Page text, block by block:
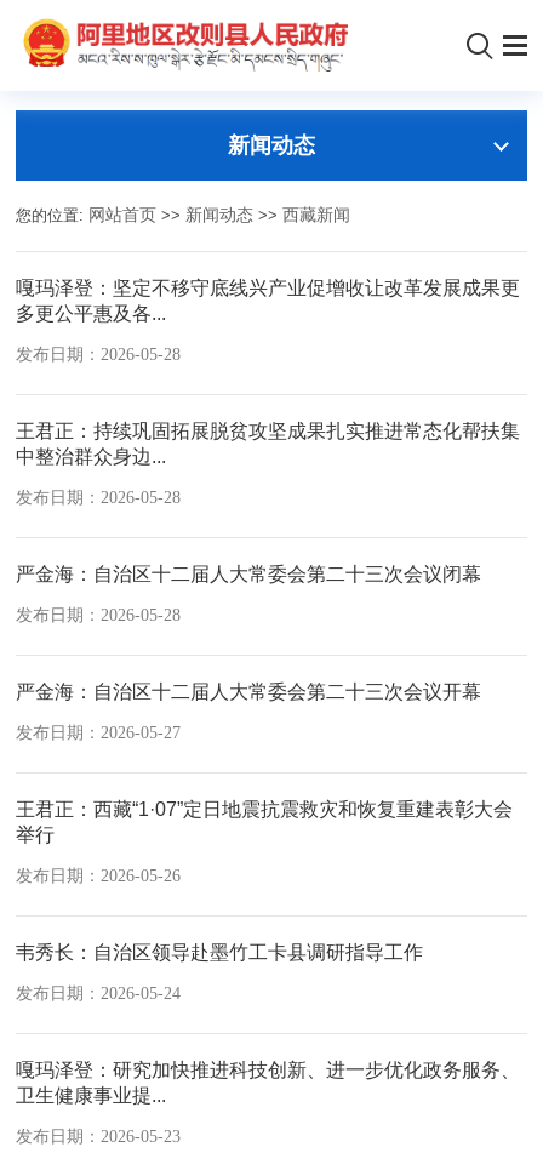
新闻动态
您的位置: 网站首页 >> 新闻动态 >> 西藏新闻
嘎玛泽登：坚定不移守底线兴产业促增收让改革发展成果更
多更公平惠及各...
发布日期：2026-05-28
王君正：持续巩固拓展脱贫攻坚成果扎实推进常态化帮扶集
中整治群众身边...
发布日期：2026-05-28
严金海：自治区十二届人大常委会第二十三次会议闭幕
发布日期：2026-05-28
严金海：自治区十二届人大常委会第二十三次会议开幕
发布日期：2026-05-27
王君正：西藏“1·07”定日地震抗震救灾和恢复重建表彰大会
举行
发布日期：2026-05-26
韦秀长：自治区领导赴墨竹工卡县调研指导工作
发布日期：2026-05-24
嘎玛泽登：研究加快推进科技创新、进一步优化政务服务、
卫生健康事业提...
发布日期：2026-05-23